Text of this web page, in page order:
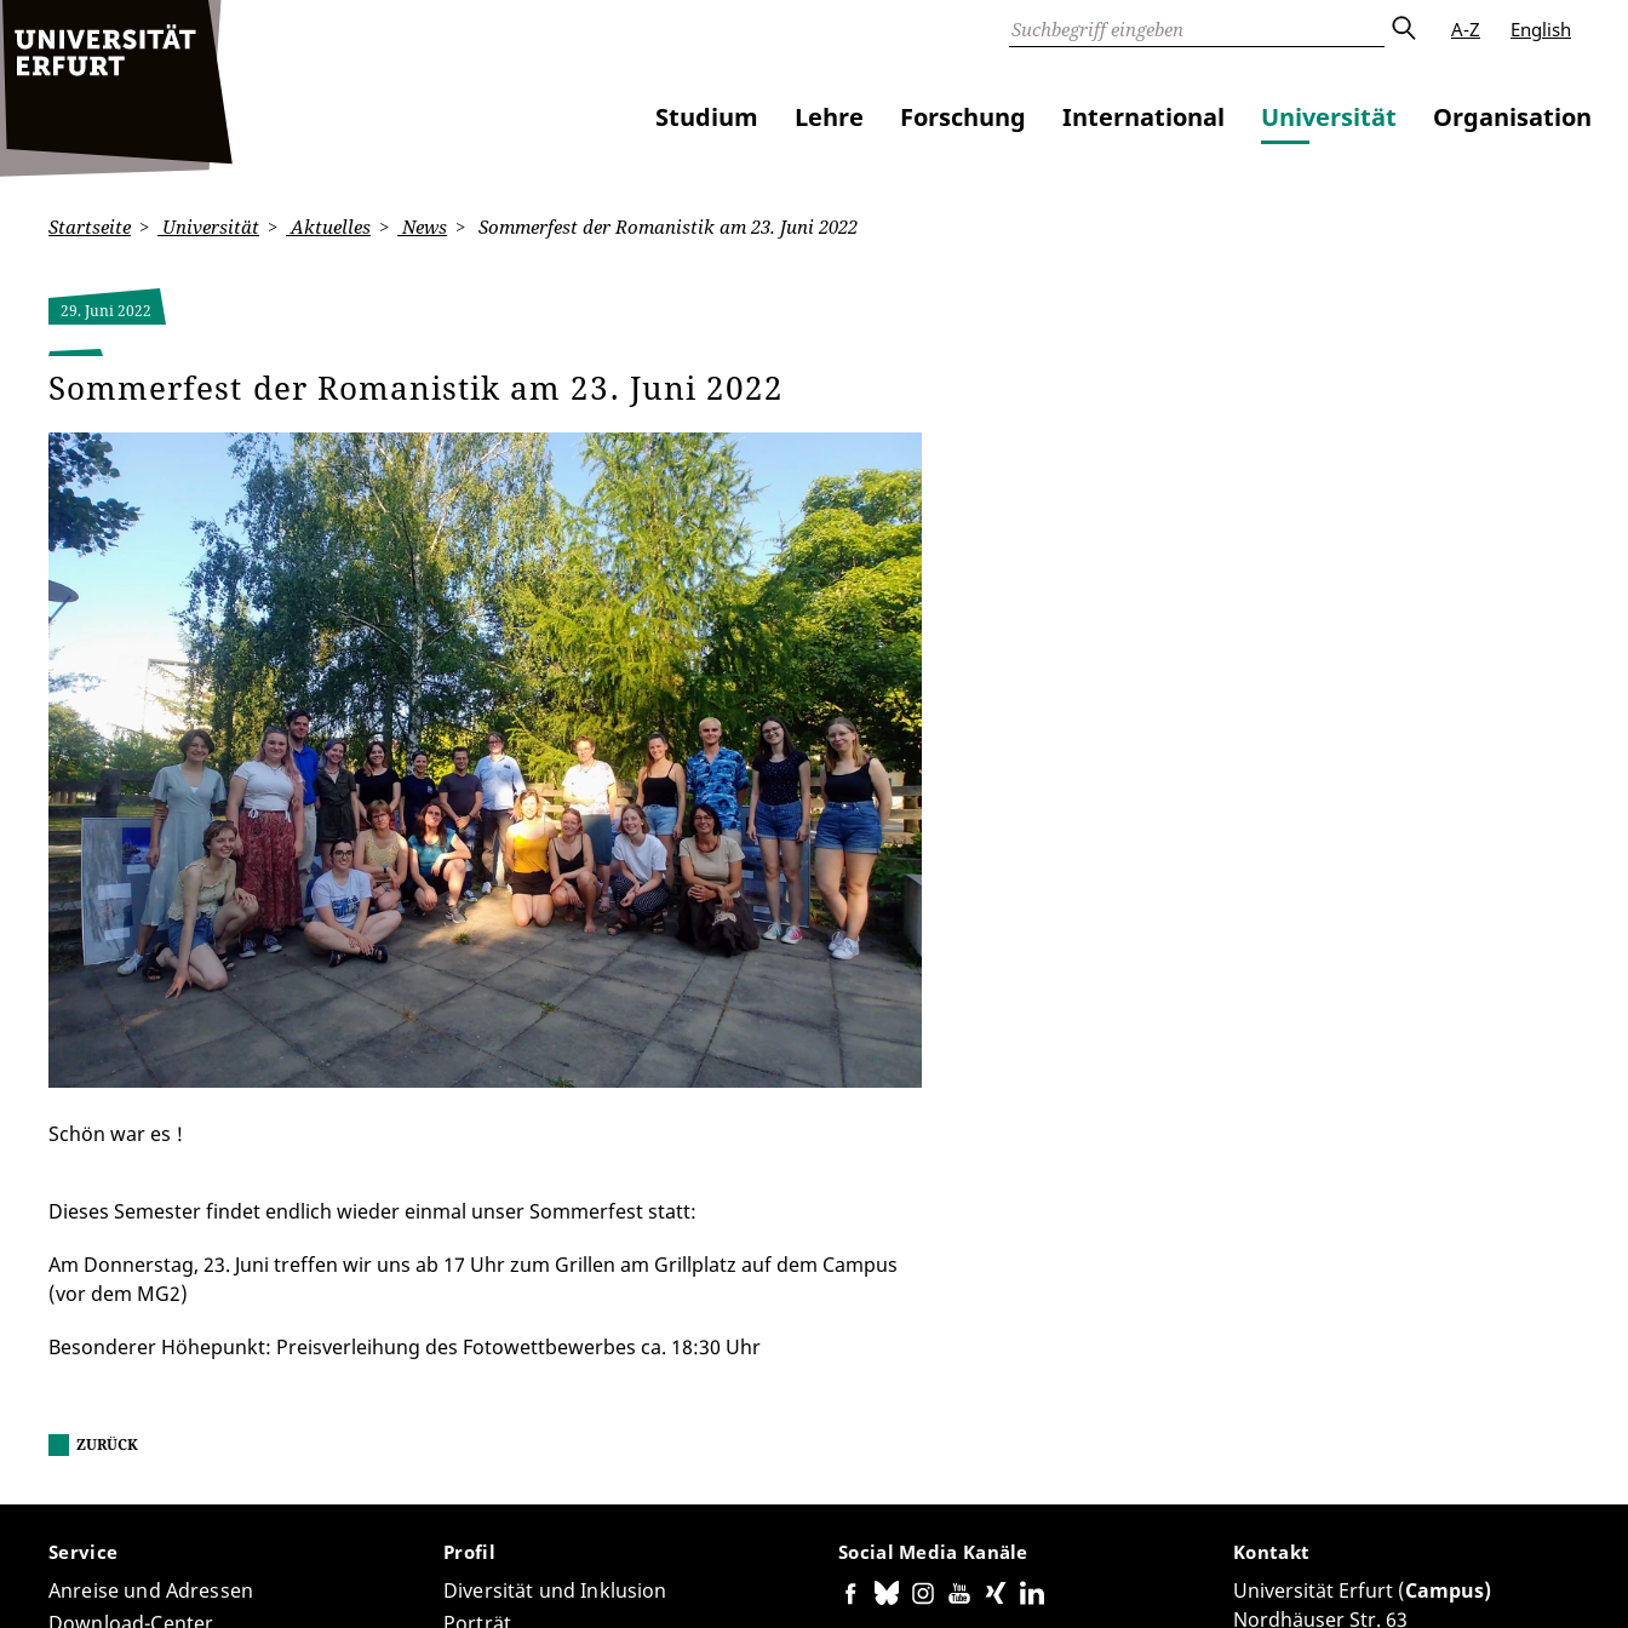
A-Z English
Studium Lehre Forschung International Universität Organisation
Startseite Universität Aktuelles News Sommerfest der Romanistik am 23. Juni 2022
29. Juni 2022
Sommerfest der Romanistik am 23. Juni 2022
Schön war es !
Dieses Semester findet endlich wieder einmal unser Sommerfest statt:
Am Donnerstag, 23. Juni treffen wir uns ab 17 Uhr zum Grillen am Grillplatz auf dem Campus
(vor dem MG2)
Besonderer Höhepunkt: Preisverleihung des Fotowettbewerbes ca. 18:30 Uhr
ZURÜCK
Service
Anreise und Adressen
Profil
Diversität und Inklusion
Social Media Kanäle Kontakt
Universität Erfurt (Campus)
Nordhäuser Str. 63